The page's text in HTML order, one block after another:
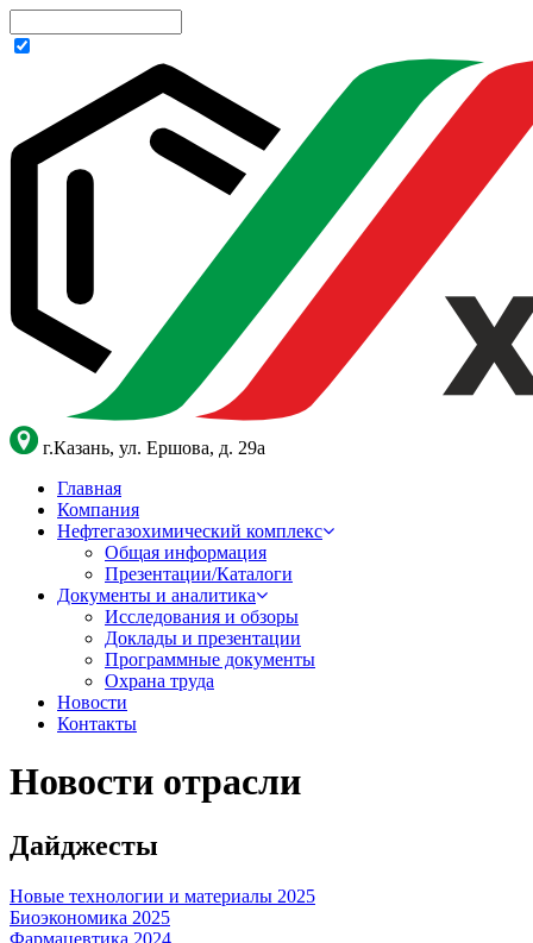
г.Казань, ул. Ершова, д. 29а
Главная
Компания
Нефтегазохимический комплекс
Общая информация
Презентации/Каталоги
Документы и аналитика
Исследования и обзоры
Доклады и презентации
Программные документы
Охрана труда
Новости
Контакты
Новости отрасли
Дайджесты
Новые технологии и материалы 2025
Биоэкономика 2025
Фармацевтика 2024